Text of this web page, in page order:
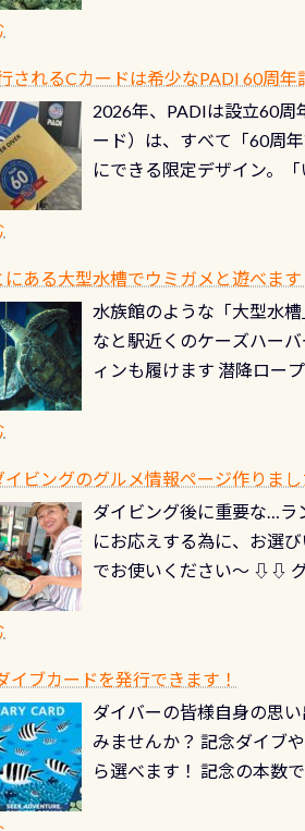
点検をする度に1行目の「
8/31までの間に、ドライ
ドライスーツクリーニン
ませ 6月から10月の間で
る清流（水質汚染の少な
の「名水100選」にまた
ところでは12mほどあり
ダウンカレントが発生し
る(流される)のは快感です
記念物の「オオサンショ
すが、ここ長良川ではか
されるCカードは希少なPADI 60周年
2026年、PADIは設立60周
ード）は、すべて「60周
にできる限定デザイン。
終営業日までの発行分 【
やオリジナルカード対象
す。 ※ 2026年12月の認定
思い出になる ダイビング
も、ワクワクが続く60周
PADIグッズが当たるチャ
ルくじに参加する
ある大型水槽でウミガメと遊べます
水族館のような「大型水
なと駅近くのケーズハー
ィンも履けます 潜降ロー
楽しみ頂けます 反対側の
できます！ かなり楽しめ
にもなりますヨ 料金等、
イビングのグルメ情報ページ作りまし
ダイビング後に重要な…ラ
にお応えする為に、お選
でお使いください～ ⇩⇩
イブカードを発行できます！
ダイバーの皆様自身の思
みませんか？ 記念ダイブ
ら選べます！ 記念の本数